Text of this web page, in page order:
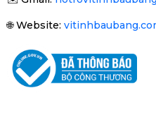
(Intel
🌐Website: